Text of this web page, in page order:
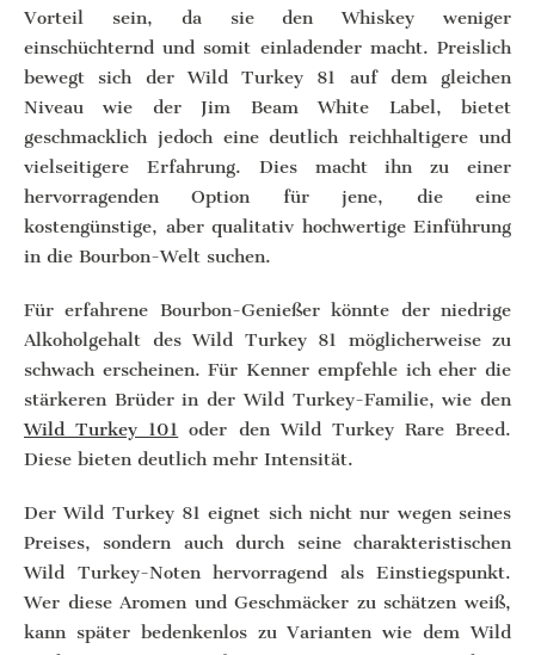
Vorteil sein, da sie den Whiskey weniger
einschüchternd und somit einladender macht. Preislich
bewegt sich der Wild Turkey 81 auf dem gleichen
Niveau wie der Jim Beam White Label, bietet
geschmacklich jedoch eine deutlich reichhaltigere und
vielseitigere Erfahrung. Dies macht ihn zu einer
hervorragenden Option für jene, die eine
kostengünstige, aber qualitativ hochwertige Einführung
in die Bourbon-Welt suchen.
Für erfahrene Bourbon-Genießer könnte der niedrige
Alkoholgehalt des Wild Turkey 81 möglicherweise zu
schwach erscheinen. Für Kenner empfehle ich eher die
stärkeren Brüder in der Wild Turkey-Familie, wie den
Wild Turkey 101 oder den Wild Turkey Rare Breed.
Diese bieten deutlich mehr Intensität.
Der Wild Turkey 81 eignet sich nicht nur wegen seines
Preises, sondern auch durch seine charakteristischen
Wild Turkey-Noten hervorragend als Einstiegspunkt.
Wer diese Aromen und Geschmäcker zu schätzen weiß,
kann später bedenkenlos zu Varianten wie dem Wild